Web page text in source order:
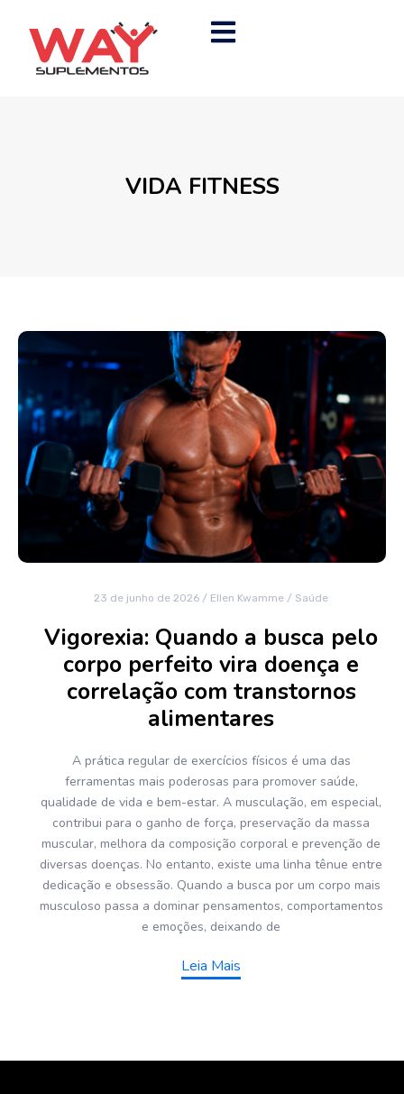
VIDA FITNESS
23 de junho de 2026 / Ellen Kwamme / Saúde
Vigorexia: Quando a busca pelo
corpo perfeito vira doença e
correlação com transtornos
alimentares
A prática regular de exercícios físicos é uma das
ferramentas mais poderosas para promover saúde,
qualidade de vida e bem-estar. A musculação, em especial,
contribui para o ganho de força, preservação da massa
muscular, melhora da composição corporal e prevenção de
diversas doenças. No entanto, existe uma linha tênue entre
dedicação e obsessão. Quando a busca por um corpo mais
musculoso passa a dominar pensamentos, comportamentos
e emoções, deixando de
Leia Mais